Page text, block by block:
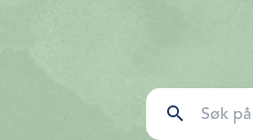
search